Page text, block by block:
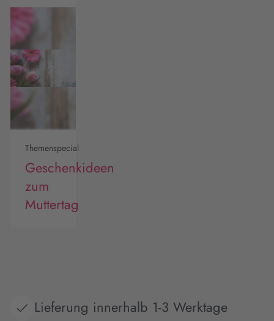
Themenspecial
Geschenkideen
zum
Muttertag
Lieferung innerhalb 1-3 Werktage